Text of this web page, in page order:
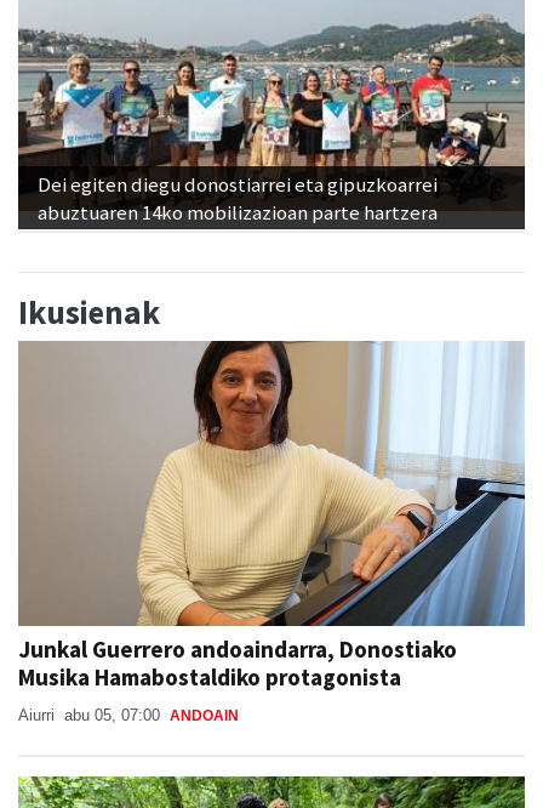
Dei egiten diegu donostiarrei eta gipuzkoarrei
abuztuaren 14ko mobilizazioan parte hartzera
Ikusienak
Junkal Guerrero andoaindarra, Donostiako
Musika Hamabostaldiko protagonista
Aiurri abu 05, 07:00 ANDOAIN